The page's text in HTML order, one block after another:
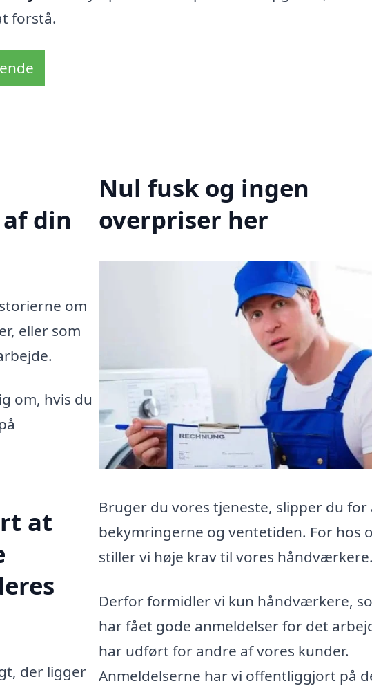
forstå.
din
om
eller som
om, hvis du
at
der ligger
Nul fusk og ingen
overpriser her
Bruger du vores tjeneste, slipper du for
bekymringerne og ventetiden. For hos
stiller vi høje krav til vores håndværkere.
Derfor formidler vi kun håndværkere,
har fået gode anmeldelser for det
har udført for andre af vores kunder.
Anmeldelserne har vi offentliggjort på